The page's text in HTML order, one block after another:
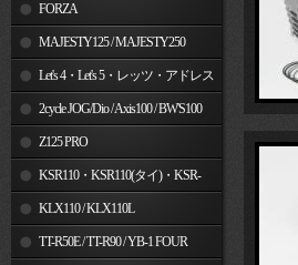
FORZA
MAJESTY125 / MAJESTY250
Let's 4・Let's 5・レッツ・アドレス
V50 2cycle JOG/Dio / Axis100 / BW'S100
Z125 PRO
KSR110・KSR110(タイ)・KSR-
I/II・KSR PRO
KLX110 / KLX110L
TT-R50E / TT-R90 / YB-1 FOUR